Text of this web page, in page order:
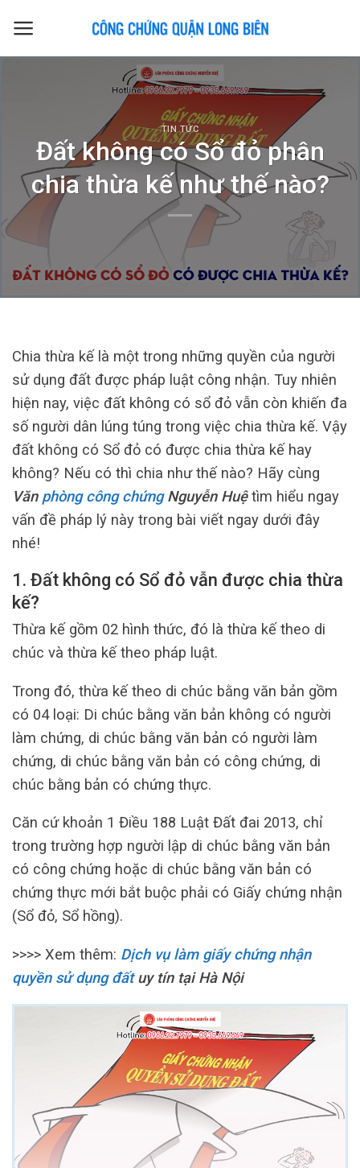
TIN TỨC
Đất không có Sổ đỏ phân
chia thừa kế như thế nào?
Chia thừa kế là một trong những quyền của người
sử dụng đất được pháp luật công nhận. Tuy nhiên
hiện nay, việc đất không có sổ đỏ vẫn còn khiến đa
số người dân lúng túng trong việc chia thừa kế. Vậy
đất không có Sổ đỏ có được chia thừa kế hay
không? Nếu có thì chia như thế nào? Hãy cùng
Văn phòng công chứngNguyễn Huệtìm hiểu ngay
vấn đề pháp lý này trong bài viết ngay dưới đây
nhé!
1. Đất không có Sổ đỏ vẫn được chia thừa
kế?
Thừa kế gồm 02 hình thức, đó là thừa kế theo di
chúc và thừa kế theo pháp luật.
Trong đó, thừa kế theo di chúc bằng văn bản gồm
có 04 loại: Di chúc bằng văn bản không có người
làm chứng, di chúc bằng văn bản có người làm
chứng, di chúc bằng văn bản có công chứng, di
chúc bằng bản có chứng thực.
Căn cứ khoản 1 Điều 188 Luật Đất đai 2013, chỉ
trong trường hợp người lập di chúc bằng văn bản
có công chứng hoặc di chúc bằng văn bản có
chứng thực mới bắt buộc phải có Giấy chứng nhận
(Sổ đỏ, Sổ hồng).
>>>> Xem thêm: Dịch vụ làm giấy chứng nhận
quyền sử dụng đấtuy tín tại Hà Nội